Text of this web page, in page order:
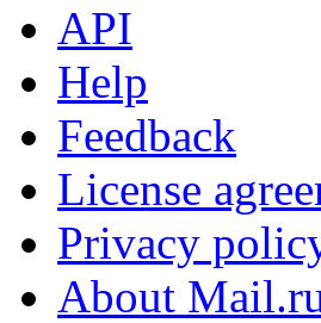
API
Help
Feedback
License
Privacy
About